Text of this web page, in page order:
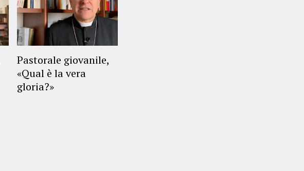
Pastorale giovanile,
«Qual è la vera
gloria?»